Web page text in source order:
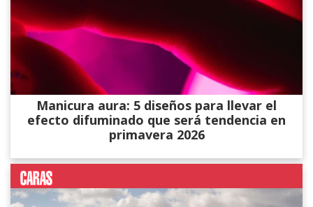
Manicura aura: 5 diseños para llevar el
efecto difuminado que será tendencia en
primavera 2026